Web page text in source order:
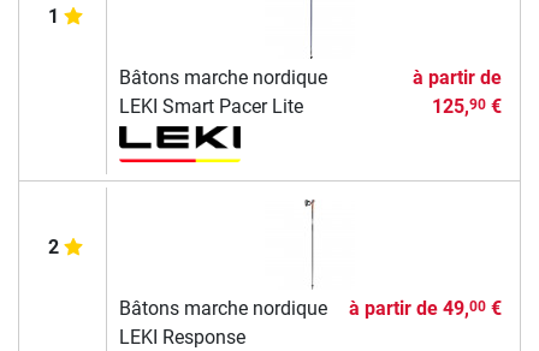
1
Bâtons marche nordique
LEKI Smart Pacer Lite
à partir de
125,90€
2
Bâtons marche nordique
LEKI Response
à partir de 49,00€